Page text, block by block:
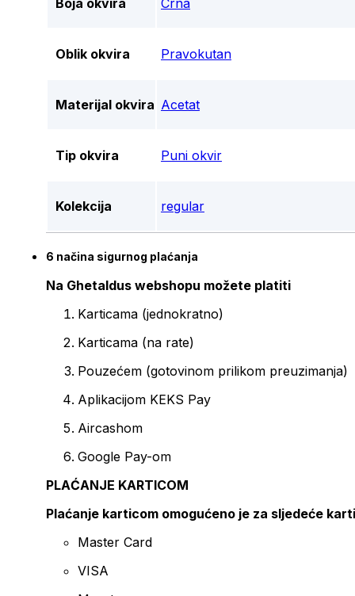
Boja okvira Crna
Oblik okvira Pravokutan
Materijal okvira Acetat
Tip okvira Puni okvir
Kolekcija regular
6 načina sigurnog plaćanja
Na Ghetaldus webshopu možete platiti
Karticama (jednokratno)
Karticama (na rate)
Pouzećem (gotovinom prilikom preuzimanja)
Aplikacijom KEKS Pay
Aircashom
Google Pay-om
PLAĆANJE KARTICOM
Plaćanje karticom omogućeno je za sljedeće
Master Card
VISA